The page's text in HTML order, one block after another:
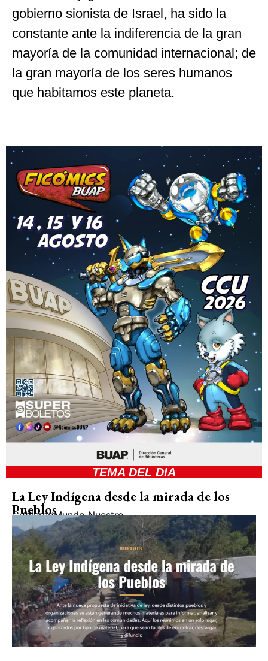
gobierno sionista de Israel, ha sido la
constante ante la indiferencia de la gran
mayoría de la comunidad internacional; de
la gran mayoría de los seres humanos
que habitamos este planeta.
TEMA DEL DIA
La Ley Indígena desde la mirada de los
Pueblos
GobiernoMundo Nuestro